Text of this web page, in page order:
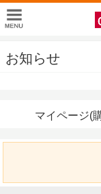
お知らせ
マイページ(